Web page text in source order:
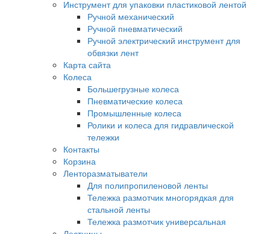
Инструмент для упаковки пластиковой лентой
Ручной механический
Ручной пневматический
Ручной электрический инструмент для
обвязки лент
Карта сайта
Колеса
Большегрузные колеса
Пневматические колеса
Промышленные колеса
Ролики и колеса для гидравлической
тележки
Контакты
Корзина
Ленторазматыватели
Для полипропиленовой ленты
Тележка размотчик многорядкая для
стальной ленты
Тележка размотчик универсальная